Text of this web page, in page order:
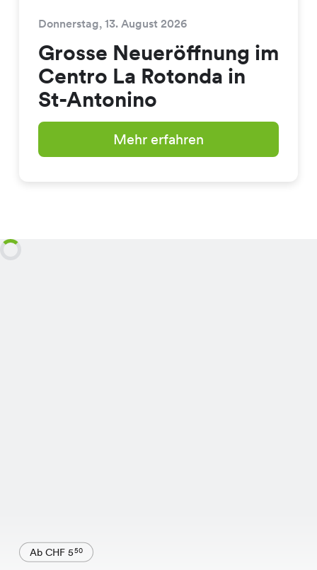
Donnerstag, 13. August 2026
Grosse Neueröffnung im
Centro La Rotonda in
St-Antonino
Mehr erfahren
Ab CHF 550